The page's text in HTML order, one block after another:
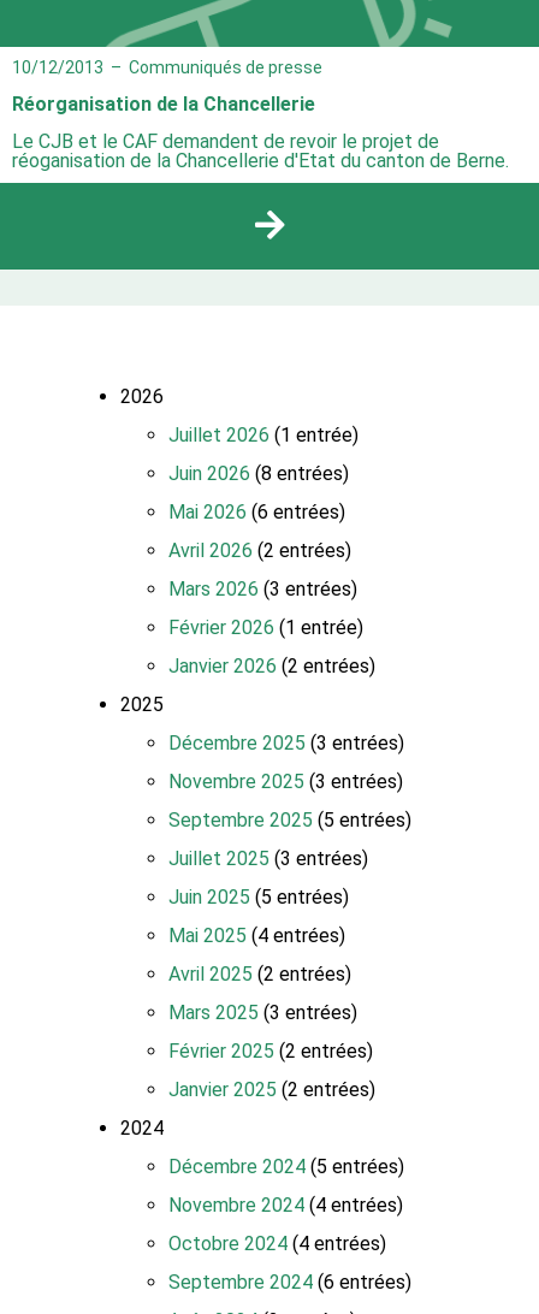
10/12/2013 – Communiqués de presse
Réorganisation de la Chancellerie
Le CJB et le CAF demandent de revoir le projet de
réoganisation de la Chancellerie d'Etat du canton de Berne.
2026
Juillet 2026 (1 entrée)
Juin 2026 (8 entrées)
Mai 2026 (6 entrées)
Avril 2026 (2 entrées)
Mars 2026 (3 entrées)
Février 2026 (1 entrée)
Janvier 2026 (2 entrées)
2025
Décembre 2025 (3 entrées)
Novembre 2025 (3 entrées)
Septembre 2025 (5 entrées)
Juillet 2025 (3 entrées)
Juin 2025 (5 entrées)
Mai 2025 (4 entrées)
Avril 2025 (2 entrées)
Mars 2025 (3 entrées)
Février 2025 (2 entrées)
Janvier 2025 (2 entrées)
2024
Décembre 2024 (5 entrées)
Novembre 2024 (4 entrées)
Octobre 2024 (4 entrées)
Septembre 2024 (6 entrées)